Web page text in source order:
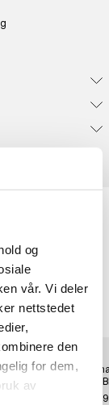
og
vår. Vi deler
nettstedet
den
for dem,
av
W Jet
Navy
kr 1